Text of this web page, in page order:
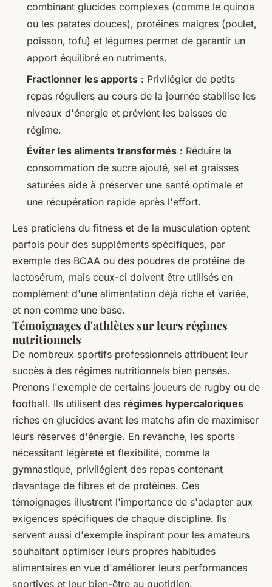
combinant glucides complexes (comme le quinoa
ou les patates douces), protéines maigres (poulet,
poisson, tofu) et légumes permet de garantir un
apport équilibré en nutriments.
Fractionner les apports : Privilégier de petits
repas réguliers au cours de la journée stabilise les
niveaux d'énergie et prévient les baisses de
régime.
Éviter les aliments transformés : Réduire la
consommation de sucre ajouté, sel et graisses
saturées aide à préserver une santé optimale et
une récupération rapide après l'effort.
Les praticiens du fitness et de la musculation optent
parfois pour des suppléments spécifiques, par
exemple des BCAA ou des poudres de protéine de
lactosérum, mais ceux-ci doivent être utilisés en
complément d'une alimentation déjà riche et variée,
et non comme une base.
Témoignages d'athlètes sur leurs régimes
nutritionnels
De nombreux sportifs professionnels attribuent leur
succès à des régimes nutritionnels bien pensés.
Prenons l'exemple de certains joueurs de rugby ou de
football. Ils utilisent des régimes hypercaloriques
riches en glucides avant les matchs afin de maximiser
leurs réserves d'énergie. En revanche, les sports
nécessitant légèreté et flexibilité, comme la
gymnastique, privilégient des repas contenant
davantage de fibres et de protéines. Ces
témoignages illustrent l'importance de s'adapter aux
exigences spécifiques de chaque discipline. Ils
servent aussi d'exemple inspirant pour les amateurs
souhaitant optimiser leurs propres habitudes
alimentaires en vue d'améliorer leurs performances
sportives et leur bien-être au quotidien.